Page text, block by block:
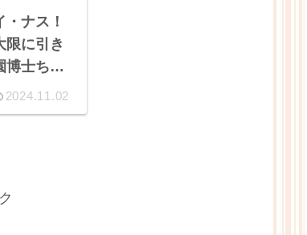
・ナス！
限に引き
博士ちゃ
2024.11.02